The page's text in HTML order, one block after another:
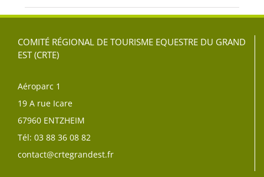
COMITÉ RÉGIONAL DE TOURISME EQUESTRE DU GRAND
EST (CRTE)
Aéroparc 1
19 A rue Icare
67960 ENTZHEIM
Tél: 03 88 36 08 82
contact@crtegrandest.fr